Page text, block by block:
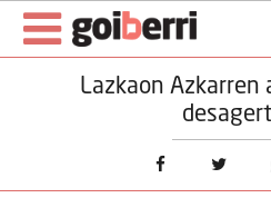
Lazkaon Azkarren